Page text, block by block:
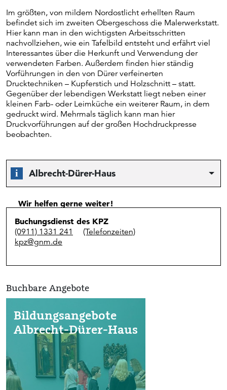
Im größten, von mildem Nordostlicht erhellten Raum
befindet sich im zweiten Obergeschoss die Malerwerkstatt.
Hier kann man in den wichtigsten Arbeitsschritten
nachvollziehen, wie ein Tafelbild entsteht und erfährt viel
Interessantes über die Herkunft und Verwendung der
verwendeten Farben. Außerdem finden hier ständig
Vorführungen in den von Dürer verfeinerten
Drucktechniken – Kupferstich und Holzschnitt – statt.
Gegenüber der lebendigen Werkstatt liegt neben einer
kleinen Farb- oder Leimküche ein weiterer Raum, in dem
gedruckt wird. Mehrmals täglich kann man hier
Druckvorführungen auf der großen Hochdruckpresse
beobachten.
Albrecht-Dürer-Haus
Wir helfen gerne weiter!
Buchungsdienst des KPZ
(0911) 1331 241
(Telefonzeiten)
kpz@gnm.de
Buchbare Angebote
Bildungsangebote
Albrecht-Dürer-Haus